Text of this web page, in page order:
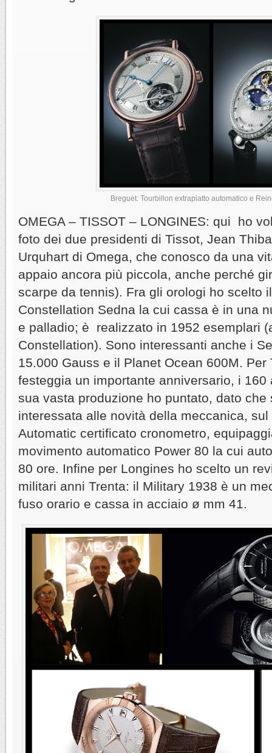
Breguet: Tourbillon extrapiatto automatico e
OMEGA – TISSOT – LONGINES: qui ho
foto dei due presidenti di Tissot, Jean
Urquhart di Omega, che conosco da una
appaio ancora più piccola, anche perché
scarpe da tennis). Fra gli orologi ho scelto
Constellation Sedna la cui cassa è in una
e palladio; è realizzato in 1952 esemplari
Constellation). Sono interessanti anche i
15.000 Gauss e il Planet Ocean 600M.
festeggia un importante anniversario, i
sua vasta produzione ho puntato, dato che
interessata alle novità della meccanica,
Automatic certificato cronometro,
movimento automatico Power 80 la cui
80 ore. Infine per Longines ho scelto un
militari anni Trenta: il Military 1938 è un
fuso orario e cassa in acciaio ø mm 41.